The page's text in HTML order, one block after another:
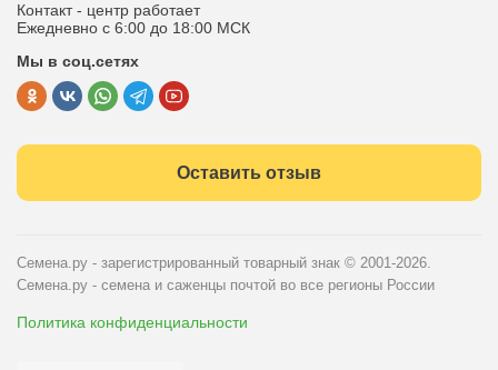
Политика конфиденциальности
Публичная оферта
Контакт - центр работает
Ежедневно с 6:00 до 18:00 МСК
Мы в соц.сетях
Оставить отзыв
Семена.ру - зарегистрированный товарный знак © 2001-2026.
Семена.ру - семена и саженцы почтой во все регионы России
Политика конфиденциальности